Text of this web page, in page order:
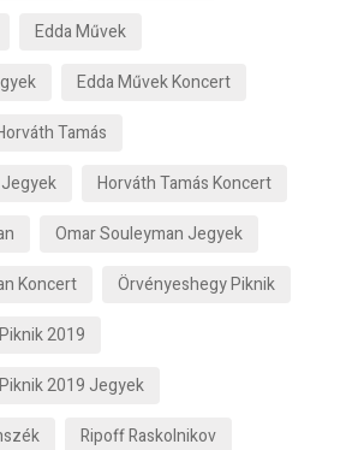
Edda Művek
Edda Művek Koncert
Tamás
Horváth Tamás Koncert
Omar Souleyman Jegyek
Koncert
Örvényeshegy Piknik
2019
2019 Jegyek
Ripoff Raskolnikov